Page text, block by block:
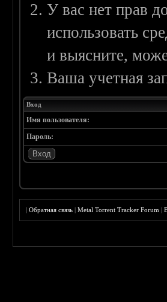
У вас нет прав
использовать
и выясните,
Ваша учетная
Вход
Имя пользователя:
Пароль:
|Обратная связь |Metal Torrent Tracker Forum |